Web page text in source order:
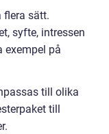
flera sätt.
syfte, intressen
exempel på
till olika
till